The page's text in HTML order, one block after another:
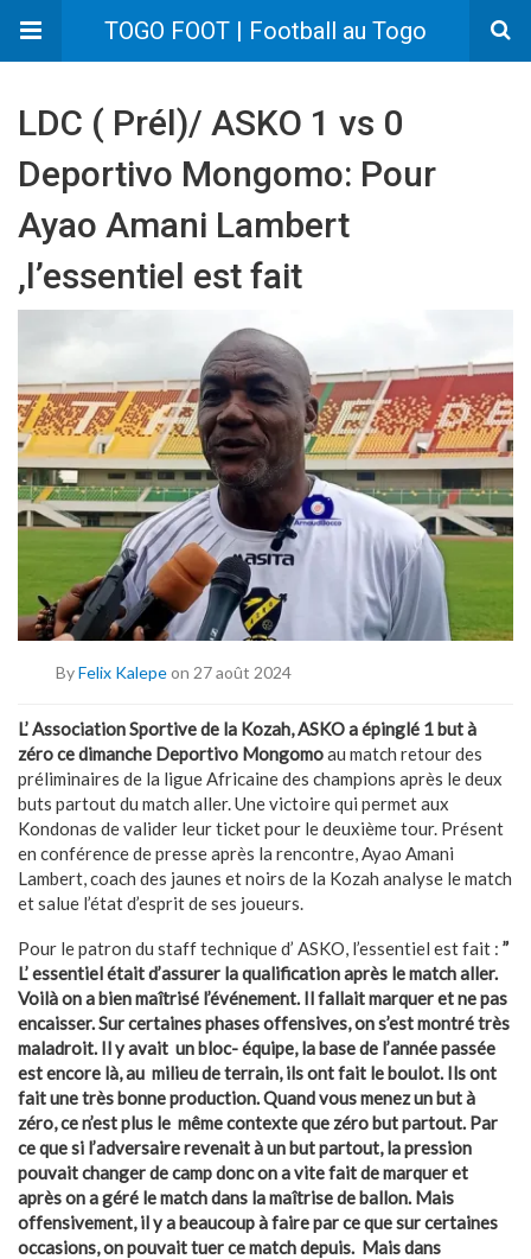
TOGO FOOT | Football au Togo
LDC ( Prél)/ ASKO 1 vs 0
Deportivo Mongomo: Pour
Ayao Amani Lambert
,l’essentiel est fait
ByFelix Kalepeon 27 août 2024
L’ Association Sportive de la Kozah, ASKO a épinglé 1 but à
zéro ce dimanche Deportivo Mongomoau match retour des
préliminaires de la ligue Africaine des champions après le deux
buts partout du match aller. Une victoire qui permet aux
Kondonas de valider leur ticket pour le deuxième tour. Présent
en conférence de presse après la rencontre, Ayao Amani
Lambert, coach des jaunes et noirs de la Kozah analyse le match
et salue l’état d’esprit de ses joueurs.
Pour le patron du staff technique d’ ASKO, l’essentiel est fait : ”
L’ essentiel était d’assurer la qualification après le match aller.
Voilà on a bien maîtrisé l’événement. Il fallait marquer et ne pas
encaisser. Sur certaines phases offensives, on s’est montré très
maladroit. Il y avait un bloc- équipe, la base de l’année passée
est encore là, au milieu de terrain, ils ont fait le boulot. Ils ont
fait une très bonne production. Quand vous menez un but à
zéro, ce n’est plus le même contexte que zéro but partout. Par
ce que si l’adversaire revenait à un but partout, la pression
pouvait changer de camp donc on a vite fait de marquer et
après on a géré le match dans la maîtrise de ballon. Mais
offensivement, il y a beaucoup à faire par ce que sur certaines
occasions, on pouvait tuer ce match depuis. Mais dans